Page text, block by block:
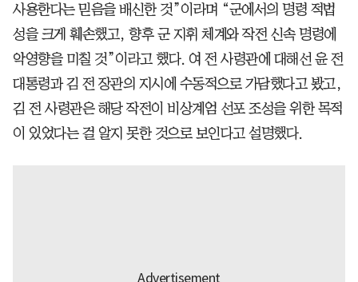
사용한다는 믿음을 배신한 것”이라며 “군에서의 명령 적법
성을 크게 훼손했고, 향후 군 지휘 체계와 작전 신속 명령에
악영향을 미칠 것”이라고 했다. 여 전 사령관에 대해선 윤 전
대통령과 김 전 장관의 지시에 수동적으로 가담했다고 봤고,
김 전 사령관은 해당 작전이 비상계엄 선포 조성을 위한 목적
이 있었다는 걸 알지 못한 것으로 보인다고 설명했다.